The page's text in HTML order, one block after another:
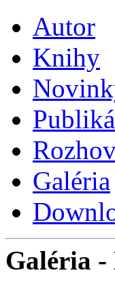
Autor
Knihy
Galéria
Galéria -